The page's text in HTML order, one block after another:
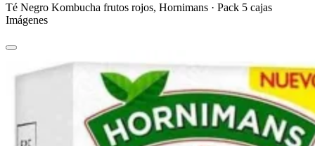
Té Negro Kombucha frutos rojos, Hornimans · Pack 5 cajas
Imágenes